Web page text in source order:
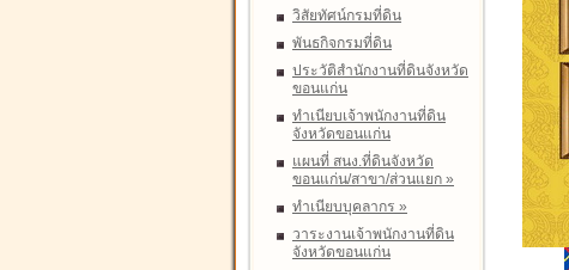
วิสัยทัศน์กรมที่ดิน
พันธกิจกรมที่ดิน
ประวัติสำนักงานที่ดินจังหวัด
ขอนแก่น
ทำเนียบเจ้าพนักงานที่ดิน
จังหวัดขอนแก่น
แผนที่ สนง.ที่ดินจังหวัด
ขอนแก่น/สาขา/ส่วนแยก »
ทำเนียบบุคลากร »
วาระงานเจ้าพนักงานที่ดิน
จังหวัดขอนแก่น